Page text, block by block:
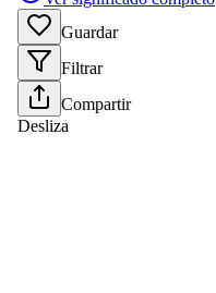
Guardar
Filtrar
Compartir
Desliza